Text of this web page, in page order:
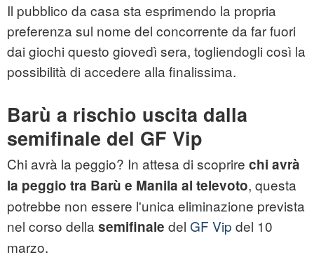
Il pubblico da casa sta esprimendo la propria
preferenza sul nome del concorrente da far fuori
dai giochi questo giovedì sera, togliendogli così la
possibilità di accedere alla finalissima.
Barù a rischio uscita dalla
semifinale del GF Vip
Chi avrà la peggio? In attesa di scoprire chi avrà
la peggio tra Barù e Manila al televoto, questa
potrebbe non essere l'unica eliminazione prevista
nel corso della semifinale del GF Vip del 10
marzo.